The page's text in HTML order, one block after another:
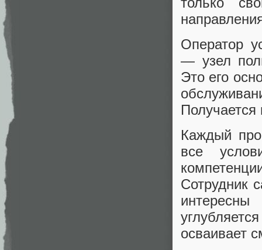
Оператор
— узел
Это его
Каждый
все
Сотрудник
осваивает